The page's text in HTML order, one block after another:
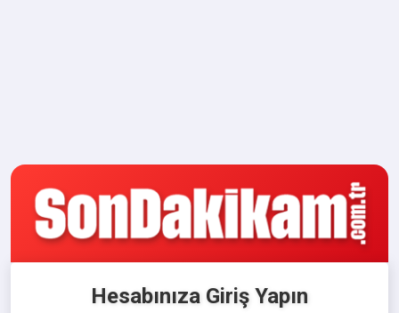
Hesabınıza Giriş Yapın